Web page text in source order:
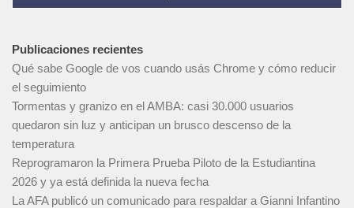
Publicaciones recientes
Qué sabe Google de vos cuando usás Chrome y cómo reducir
el seguimiento
Tormentas y granizo en el AMBA: casi 30.000 usuarios
quedaron sin luz y anticipan un brusco descenso de la
temperatura
Reprogramaron la Primera Prueba Piloto de la Estudiantina
2026 y ya está definida la nueva fecha
La AFA publicó un comunicado para respaldar a Gianni Infantino